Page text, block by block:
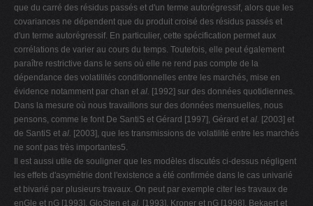
que du carré des résidus passés et d'un terme autorégressif, alors que les
covariances ne dépendent que du produit croisé des résidus passés et
d'un terme autorégressif. En particulier, cette spécification permet aux
corrélations de varier au cours du temps. Toutefois, elle peut également
paraître restrictive dans le sens où elle ne rend pas compte de la
dépendance des volatilités conditionnelles entre les marchés, mise en
évidence notamment par chan et al. [1992] sur des données quotidiennes.
Dans la mesure où nous travaillons sur des données mensuelles, nous
pensons, comme le font De SantiS et Gérard [1997], Gérard et al. [2003] et
de SantiS et al. [2003], que les transmissions de volatilité entre les marchés
ne sont pas très importantes5.
Il est aussi utile de souligner que les modèles discutés ci-dessus négligent
les effets d'asymétrie dont l'existence a été confirmée dans le cas univarié
et bivarié par plusieurs travaux. On peut par exemple citer les travaux de
enGle et nG [1993], GloSten et al. [1993], Kroner et nG [1998], Bekaert et